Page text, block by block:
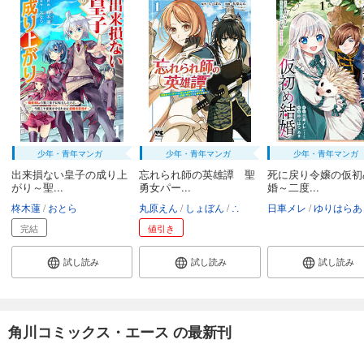
少年・青年マンガ
出来損ない皇子の成り上
がり～聖...
柊木蓮 おとら
完結
試し読み
少年・青年マンガ
忘れられ師の英雄譚 聖
勇女パー...
丸原えん しょぼん ∴
値引き
試し読み
少年・青年マンガ
死に戻り令嬢の仮
婚～二度...
日車メレ ゆりはら
試し読み
角川コミックス・エース の最新刊